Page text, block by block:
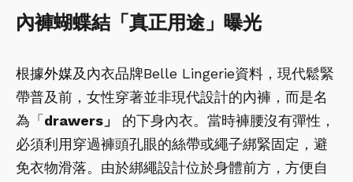
內褲蝴蝶結「真正用途」曝光
根據外媒及內衣品牌Belle Lingerie資料，現代鬆緊
帶普及前，女性穿著並非現代設計的內褲，而是名
為「 drawers」
的下身內衣。當時褲腰沒有彈性，
必須利用穿過褲頭孔眼的絲帶或繩子綁緊固定，避
免衣物滑落。由於綁繩設計位於身體前方，方便自